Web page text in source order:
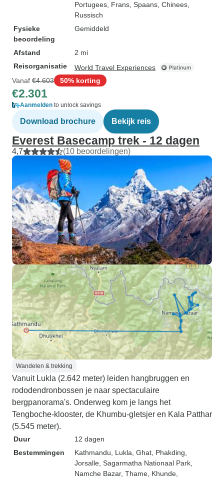
Portugees, Frans, Spaans, Chinees,
Russisch
Fysieke
beoordeling
Gemiddeld
Afstand
2 mi
Reisorganisatie
World Travel Experiences
Vanaf €4.603 50% korting
€2.301
Aanmelden to unlock savings
Download brochure Bekijk reis
Everest Basecamp trek - 12 dagen
4,7 (10 beoordelingen)
Wandelen & trekking
Vanuit Lukla (2.642 meter) leiden hangbruggen en
rododendronbossen je naar spectaculaire
bergpanorama's. Onderweg kom je langs het
Tengboche-klooster, de Khumbu-gletsjer en Kala Patthar
(5.545 meter).
Duur
12 dagen
Bestemmingen
Kathmandu , Lukla , Ghat , Phakding
Jorsalle , Sagarmatha Nationaal Park
Namche Bazar, Thame , Khunde